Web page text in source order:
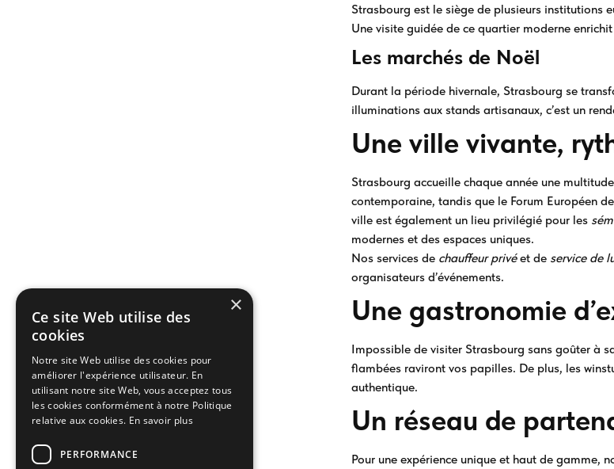
Strasbourg est le siège de plusieurs institutions
Une visite guidée de ce quartier moderne
Les marchés de Noël
Durant la période hivernale, Strasbourg se
illuminations aux stands artisanaux, c’est un
Une ville vivante,
Strasbourg accueille chaque année une
contemporaine, tandis que le Forum Européen
ville est également un lieu privilégié pour les
modernes et des espaces uniques.
Nos services de chauffeur privéet de service de
organisateurs d’événements.
Une gastronomie
Impossible de visiter Strasbourg sans goûter à
flambées raviront vos papilles. De plus, les
authentique.
Un réseau de
Pour une expérience unique et haut de gamme,
×
Ce site Web utilise des
cookies
Notre site Web utilise des cookies pour
améliorer l'expérience utilisateur. En
utilisant notre site Web, vous acceptez tous
les cookies conformément à notre Politique
relative aux cookies. En savoir plus
PERFORMANCE